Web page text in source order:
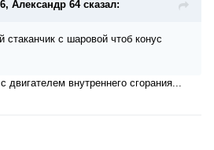
Александр 64 сказал:
стаканчик с шаровой чтоб конус
внутреннего сгорания...